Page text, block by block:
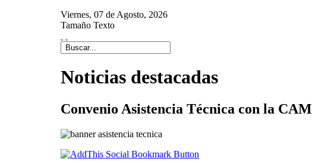
Viernes, 07 de Agosto, 2026
Tamaño Texto
Noticias destacadas
Convenio Asistencia Técnica con la CAM